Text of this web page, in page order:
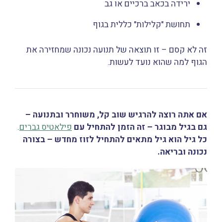
ירידה בכאב ברכיים או גב
תחושת "קלילות" כללית בגוף
זה לא קסם – זו תוצאה של תנועה נכונה שמחזירה את
הגוף למה שהוא נועד לעשות.
אם אתה רוצה להרגיש שוב קל, משוחרר ובתנועה –
גם בגיל מבוגר – זה הזמן להתחיל עם פילאטיס גברים.
כל גיל הוא גיל מתאים להתחיל לזוז מחדש – בצורה
נכונה ובריאה.